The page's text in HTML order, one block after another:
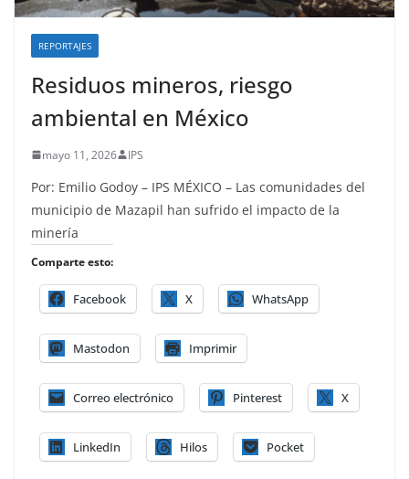
REPORTAJES
Residuos mineros, riesgo
ambiental en México
mayo 11, 2026 IPS
Por: Emilio Godoy – IPS MÉXICO – Las comunidades del
municipio de Mazapil han sufrido el impacto de la
minería
Comparte esto:
Facebook X WhatsApp
Mastodon Imprimir
Correo electrónico Pinterest X
LinkedIn Hilos Pocket